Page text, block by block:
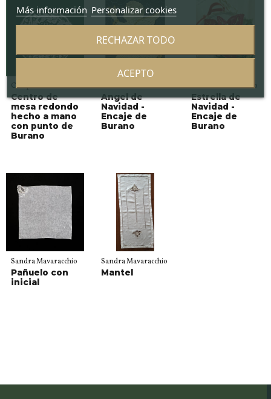
Campanil Lab
Centro de
mesa redondo
hecho a mano
con punto de
Burano
Sandra Mavaracchio
Angel de
Navidad -
Encaje de
Burano
Sandra Mavaracchio
Estrella de
Navidad -
Encaje de
Burano
Sandra Mavaracchio
Pañuelo con
inicial
Sandra Mavaracchio
Mantel
Más información Personalizar cookies
RECHAZAR TODO
ACEPTO